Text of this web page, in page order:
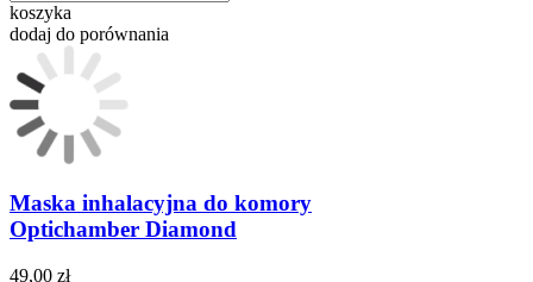
koszyka
dodaj do porównania
Maska inhalacyjna do komory
Optichamber Diamond
49,00 zł